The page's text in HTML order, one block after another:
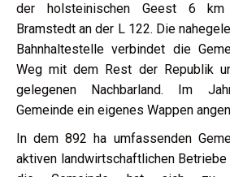
der holsteinischen Geest 6
Bramstedt an der L 122. Die
Bahnhaltestelle verbindet die
Weg mit dem Rest der Republik
gelegenen Nachbarland. Im
Gemeinde ein eigenes Wappen
In dem 892 ha umfassenden
aktiven landwirtschaftlichen Betriebe